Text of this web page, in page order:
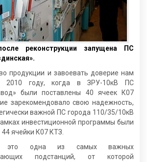
реконструкции запущена ПС
продукции и завоевать доверие нам
2010 году, когда в ЗРУ-10кВ ПС
были поставлены 40 ячеек К07
зарекомендовало свою надежность,
важной ПС города 110/35/10кВ
инвестиционной программы были
ячейки К07 КТЗ.
это одна из самых важных
подстанций, от которой